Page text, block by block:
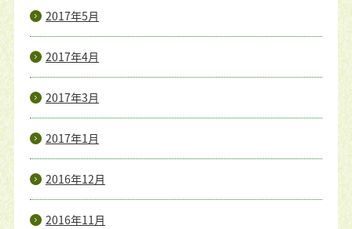
2017年5月
2017年4月
2017年3月
2017年1月
2016年12月
2016年11月